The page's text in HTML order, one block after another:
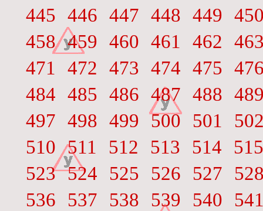
445 446 447 448 449
458 459 460 461 462
471
472 473 474 475
484 485 486 487 488
497 498 499 500 501
510 511 512 513 514
515
523 524 525 526 527
536
537 538 539 540